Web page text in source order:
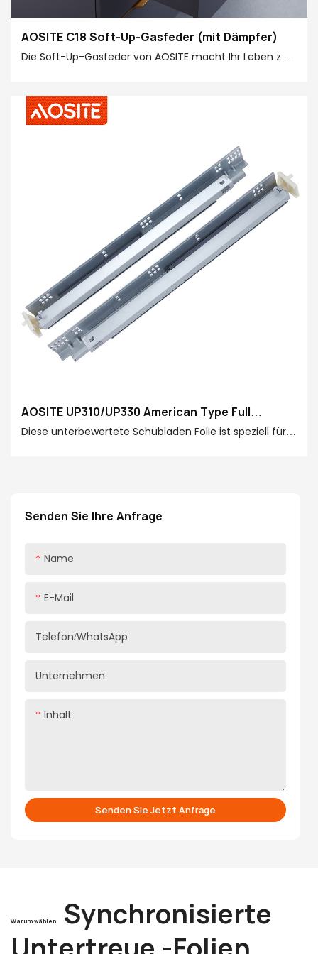
Senden Sie Ihre Anfrage
Name
E-Mail
Telefon/WhatsApp
Unternehmen
Inhalt
Senden Sie Jetzt Anfrage
AOSITE C18 Soft-Up-Gasfeder (mit Dämpfer)
Die Soft-Up-Gasfeder von AOSITE macht Ihr Leben zu
speziell entwickelte Einstellfunktion, mit der Sie die
Schließgeschwindigkeit und die Dämpfungsintensität
an Ihre persönlichen Bedürfnisse anpassen können.
Darüber hinaus nutzt es eine fortschrittliche
Puffertechnologie, um die Schließgeschwindigkeit der
Tür effektiv zu verlangsamen und so ein plötzliches
Schließen und potenzielle Sicherheitsrisiken zu
verhindern. Gleichzeitig wird der Lärm reduziert und
eine ruhige und komfortable Wohnumgebung
AOSITE UP310/UP330 American Type Full
Extension Soft Closing Undermount Drawer
Diese unterbewertete Schubladen Folie ist speziell für
Glätte und Haltbarkeit.
Warum wählen
Synchronisierte